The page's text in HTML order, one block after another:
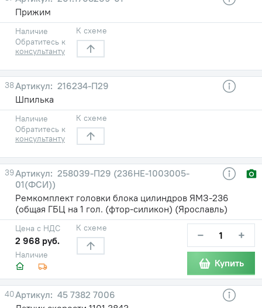
Прижим
Наличие
Обратитесь к
консультанту
К схеме
38
216234-П29
Шпилька
Наличие
Обратитесь к
консультанту
К схеме
39
258039-П29 (236НЕ-1003005-
01(ФСИ))
Ремкомплект головки блока цилиндров ЯМЗ-236
(общая ГБЦ на 1 гол. (фтор-силикон) (Ярославль)
Наличие
Цена с НДС
2 968 руб.
К схеме − +
Купить
40
45 7382 7006